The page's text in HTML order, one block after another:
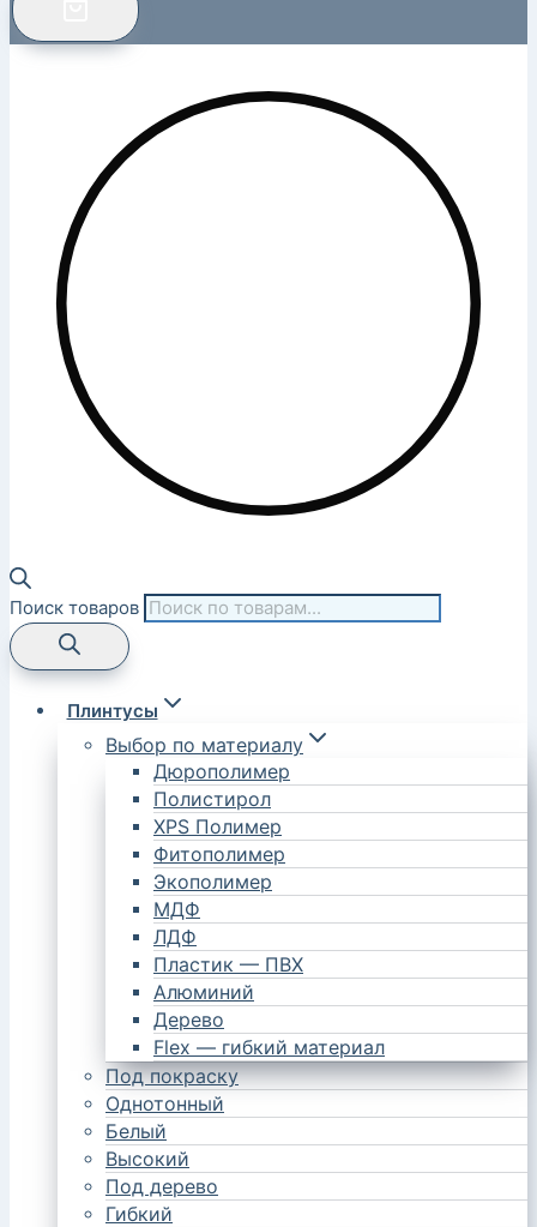
Поиск товаров
Плинтусы
Выбор по материалу
Дюрополимер
Полистирол
XPS Полимер
Фитополимер
Экополимер
МДФ
ЛДФ
Пластик — ПВХ
Алюминий
Дерево
Flex — гибкий материал
Под покраску
Однотонный
Белый
Высокий
Под дерево
Гибкий